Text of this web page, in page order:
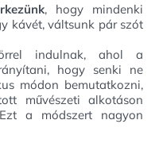
, hogy mindenki
kávét, váltsunk pár szót
indulnak, ahol a
hogy senki ne
módon bemutatkozni,
művészeti alkotáson
a módszert nagyon